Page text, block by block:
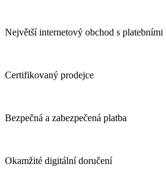
Největší internetový obchod s platebními
Certifikovaný prodejce
Bezpečná a zabezpečená platba
Okamžité digitální doručení